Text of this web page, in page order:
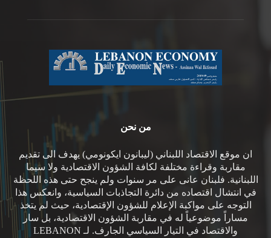
من نحن
ان موقع الاقتصاد اللبناني (ليبانون ايكونومي) يهدف الى تقديم
مقاربة وقراءة مختلفة لكافة الشؤون الاقتصادية ولا سيما
اللبنانية. فلبنان عانى على مر سنوات ولم ينجح حتى هذه اللحظة
في انتشال اقتصاده من دائرة التجاذبات السياسية، وانعكس هذا
التوجه على مواكبة الإعلام للشؤون الإقتصادية، حيث لم يتخذ
مساراً موضوعياً له في مقاربة الشؤون الاقتصادية، بل سار
والاقتصاد في التيار السياسي الجارف. لـ LEBANON